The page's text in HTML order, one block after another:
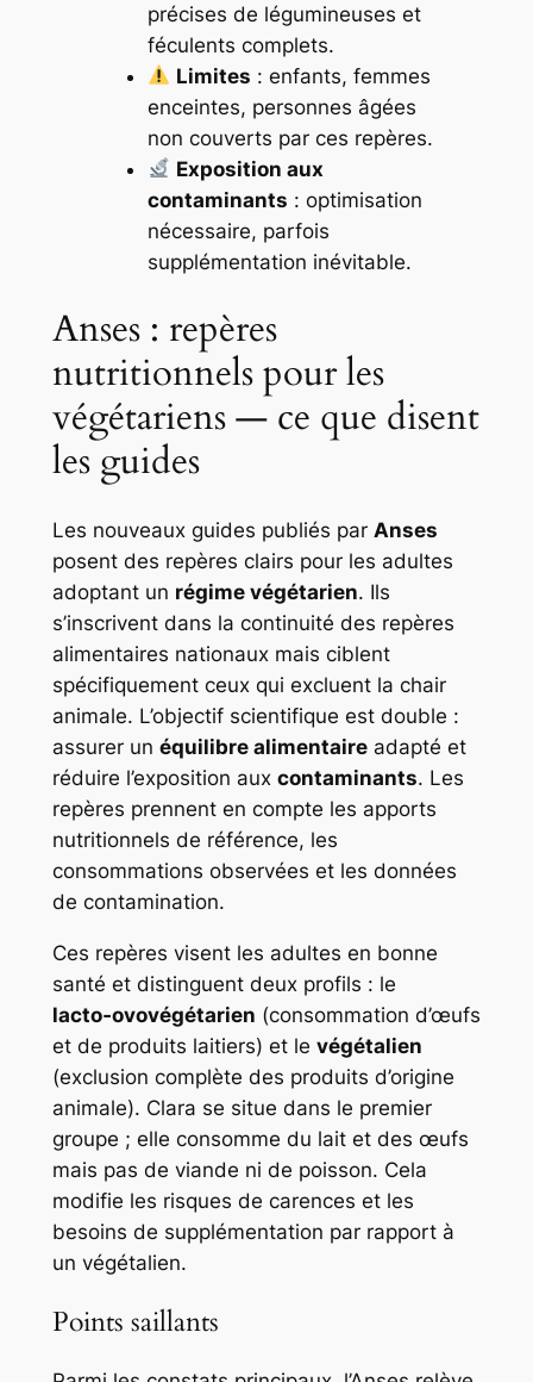
précises de légumineuses et
féculents complets.
Limites : enfants, femmes
enceintes, personnes âgées
non couverts par ces repères.
Exposition aux
contaminants : optimisation
nécessaire, parfois
supplémentation inévitable.
Anses : repères
nutritionnels pour les
végétariens — ce que disent
les guides
Les nouveaux guides publiés par Anses
posent des repères clairs pour les adultes
adoptant un régime végétarien. Ils
s’inscrivent dans la continuité des repères
alimentaires nationaux mais ciblent
spécifiquement ceux qui excluent la chair
animale. L’objectif scientifique est double :
assurer un équilibre alimentaireadapté et
réduire l’exposition aux contaminants. Les
repères prennent en compte les apports
nutritionnels de référence, les
consommations observées et les données
de contamination.
Ces repères visent les adultes en bonne
santé et distinguent deux profils : le
lacto‑ovovégétarien (consommation d’œufs
et de produits laitiers) et le végétalien
(exclusion complète des produits d’origine
animale). Clara se situe dans le premier
groupe ; elle consomme du lait et des œufs
mais pas de viande ni de poisson. Cela
modifie les risques de carences et les
besoins de supplémentation par rapport à
un végétalien.
Points saillants